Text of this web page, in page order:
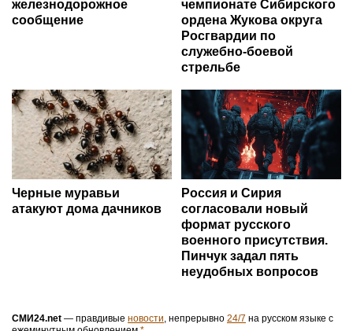
народу
Росгвардейцы провели
патриотическое занятие
для детей на Поклонной
горе в Москве (видео)
"Спартак" и "Краснодар"
объявили стартовые
составы на матч 3-го
тура РПЛ